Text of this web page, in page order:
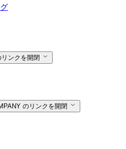
ンクを開閉
のリンクを開閉